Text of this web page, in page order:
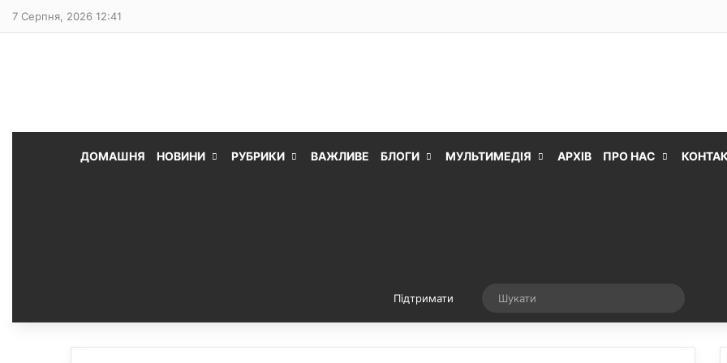
7 Серпня, 2026 12:41
ДОМАШНЯ НОВИНИ РУБРИКИ ВАЖЛИВЕ БЛОГИ МУЛЬТИМЕДІЯ АРХІВ ПРО НАС
Підтримати Випадкова стаття